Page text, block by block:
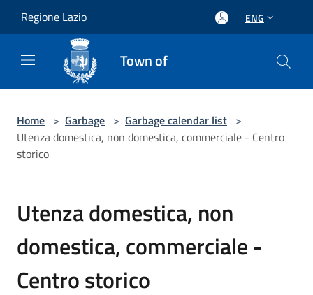
Regione Lazio ENG
Town of
Home > Garbage > Garbage calendar list >
Utenza domestica, non domestica, commerciale - Centro
storico
Utenza domestica, non
domestica, commerciale -
Centro storico